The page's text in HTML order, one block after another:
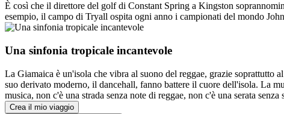
È così che il direttore del golf di Constant Spring a Kingston
esempio, il campo di Tryall ospita ogni anno i campionati del mondo
Una sinfonia tropicale incantevole
La Giamaica è un'isola che vibra al suono del reggae, grazie soprattutto
suo derivato moderno, il dancehall, fanno battere il cuore dell'isola. La
musica, non c'è una strada senza note di reggae, non c'è una serata senza
Crea il mio viaggio